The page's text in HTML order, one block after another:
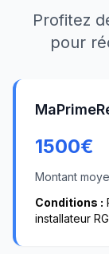
Profitez
pour
1500€
Montant
Conditions :
installateur